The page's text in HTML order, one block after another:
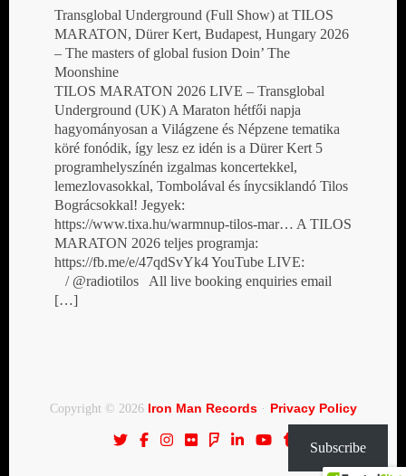
Transglobal Underground (Full Show) at TILOS
MARATON, Dürer Kert, Budapest, Hungary 2026
– The masters of global fusion Doin’ The
Moonshine
TILOS MARATON 2026 LIVE – Transglobal
Underground (UK) A Maraton hétfői napja
hagyományosan a Világzene és Népzene tematika
köré fonódik, így lesz ez idén is a Dürer Kert 5
programhelyszínén izgalmas koncertekkel,
lemezlovasokkal, Tombolával és ínycsiklandó Tilos
Bográcsokkal! Jegyek:
https://www.tixa.hu/warmnup-tilos-mar… A TILOS
MARATON 2026 teljes programja:
https://fb.me/e/47qdSvYk4 YouTube LIVE:
/ @radiotilos All live booking enquiries email
[…]
Copyright © 2026 Iron Man Records· Privacy Policy
Subscribe